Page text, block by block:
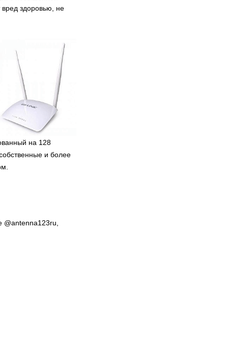
вред здоровью, не
на 128
и более
@antenna123ru,